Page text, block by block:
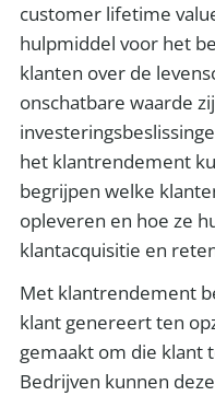
customer lifetime
hulpmiddel voor het
klanten over de
onschatbare waarde
het klantrendement
begrijpen welke
opleveren en hoe ze
klantacquisitie en
Met klantrendement
klant genereert ten
gemaakt om die klant
Bedrijven kunnen